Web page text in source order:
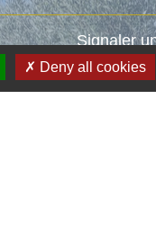
Signaler
Deny all cookies